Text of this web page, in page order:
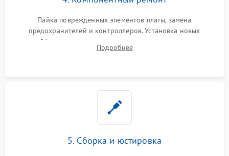
Пайка поврежденных элементов платы, замена
предохранителей и контроллеров. Установка новых
шлейфов, дисплея, механизма затвора или двигателя
автофокуса. Восстановление геометрии тубуса объектива
Подробнее
5. Сборка и юстировка